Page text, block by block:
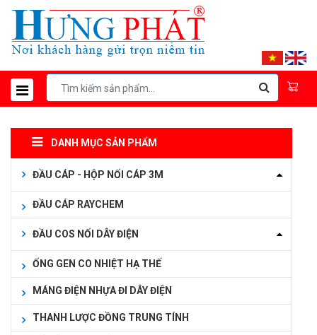
DANH MỤC SẢN PHẨM
ĐẦU CÁP - HỘP NỐI CÁP 3M
ĐẦU CÁP RAYCHEM
ĐẦU COS NỐI DÂY ĐIỆN
ỐNG GEN CO NHIỆT HẠ THẾ
MÁNG ĐIỆN NHỰA ĐI DÂY ĐIỆN
THANH LƯỢC ĐỒNG TRUNG TÍNH